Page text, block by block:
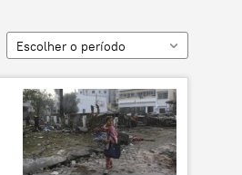
Escolher o período